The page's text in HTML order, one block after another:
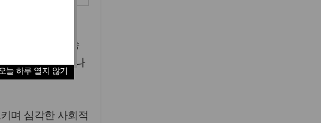
오늘 하루 열지 않기
‘한기총 해체,
시에 법적 소송
법 중 하나에 지나
며 심각한 사회적